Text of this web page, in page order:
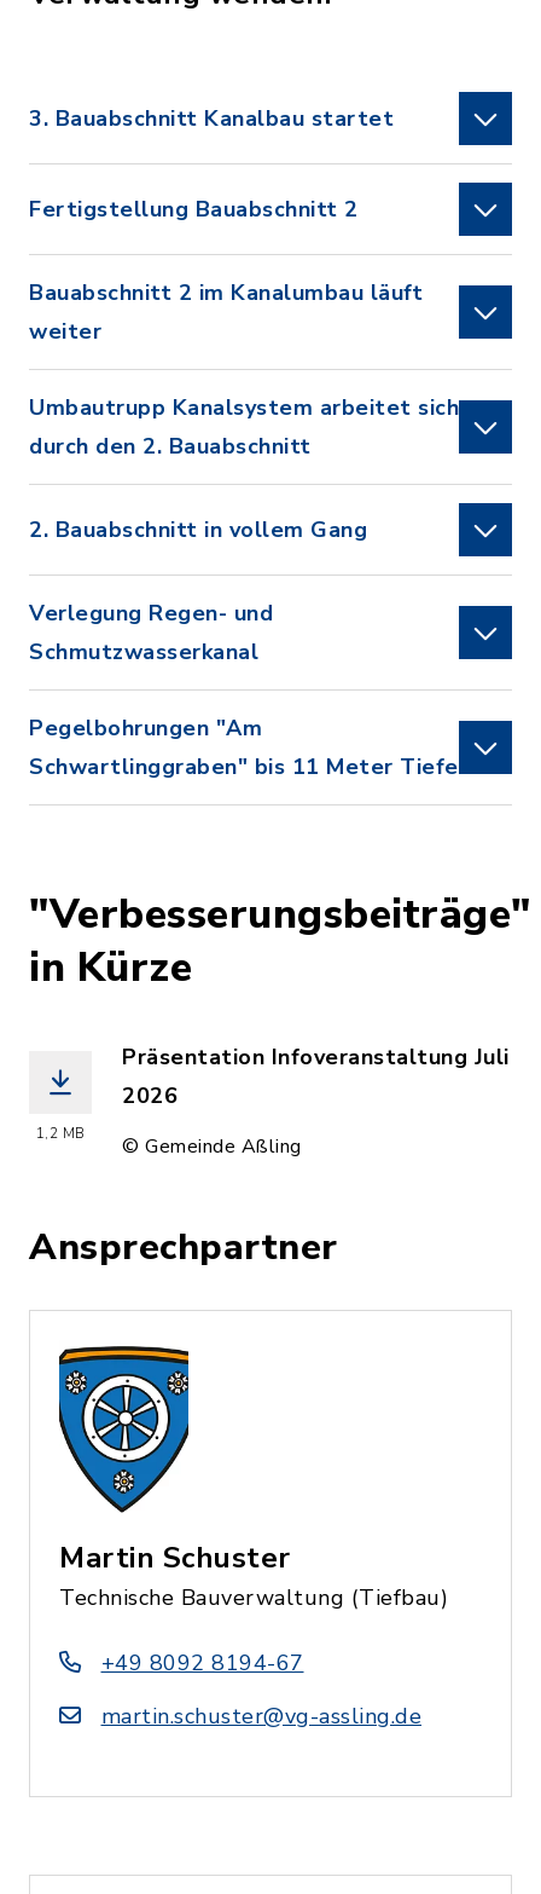
3. Bauabschnitt Kanalbau startet
Fertigstellung Bauabschnitt 2
Bauabschnitt 2 im Kanalumbau läuft
weiter
Umbautrupp Kanalsystem arbeitet sich
durch den 2. Bauabschnitt
2. Bauabschnitt in vollem Gang
Verlegung Regen- und
Schmutzwasserkanal
Pegelbohrungen "Am
Schwartlinggraben" bis 11 Meter Tiefe
"Verbesserungsbeiträge"
in Kürze
1,2 MB
Präsentation Infoveranstaltung Juli
2026
(Dateiname:
© Gemeinde Aßling
Ansprechpartner
Martin Schuster
Technische Bauverwaltung (Tiefbau)
+49 8092 8194-67
martin.schuster@vg-assling.de